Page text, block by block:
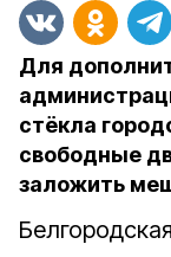
Для
стёкла
свободные
заложить